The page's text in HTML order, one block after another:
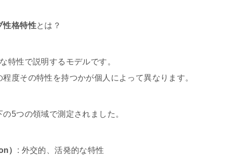
性格特性とは？
特性で説明するモデルです。
度その特性を持つかが個人によって異なります。
5つの領域で測定されました。
） : 外交的、活発的な特性